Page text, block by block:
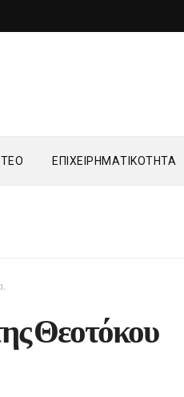
ΕΠΙΧΕΙΡΗΜΑΤΙΚΟΤΗΤΑ
Θεοτόκου